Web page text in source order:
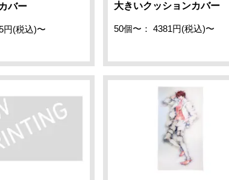
バー
円(税込)〜
大きいクッションカバー
50個〜： 4381円(税込)〜